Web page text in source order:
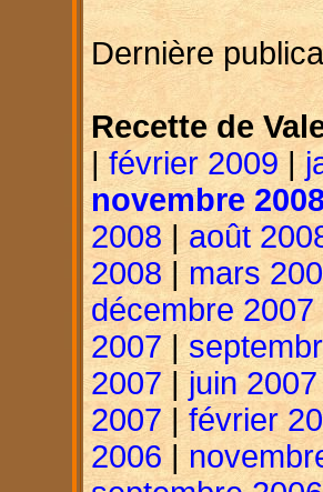
Dernière
Recette de
février 2009 |
novembre
2008 | août
2008| mars
décembre 2007
2007|
2007|juin 2007
2007| février
2006